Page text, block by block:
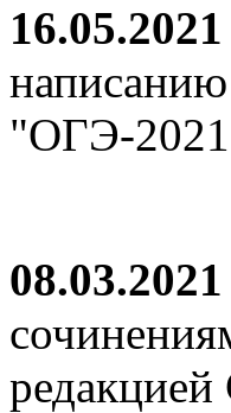
16.05.2021
"ОГЭ-
08.03.2021